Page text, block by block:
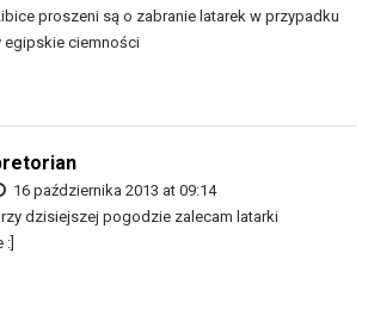
proszeni są o zabranie latarek w przypadku
egipskie ciemności
16 października 2013 at 09:14
dzisiejszej pogodzie zalecam latarki
:]